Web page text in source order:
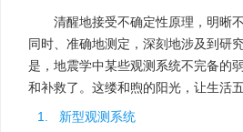
清醒地接受不确定性原理，明晰
同时、准确地测定，深刻地涉及到研
是，地震学中某些观测系统不完备的
和补救了。这缕和煦的阳光，让生活五
1. 新型观测系统